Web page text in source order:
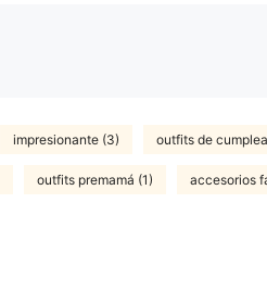
impresionante (3) outfits de
outfits premamá (1) accesorios